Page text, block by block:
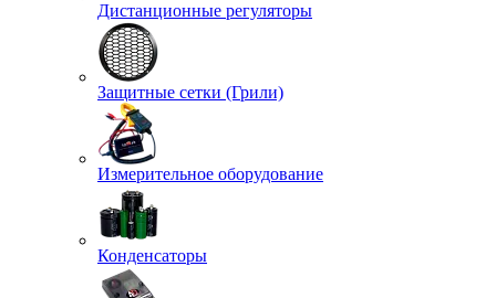
Дистанционные регуляторы
Защитные сетки (Грили)
Измерительное оборудование
Конденсаторы